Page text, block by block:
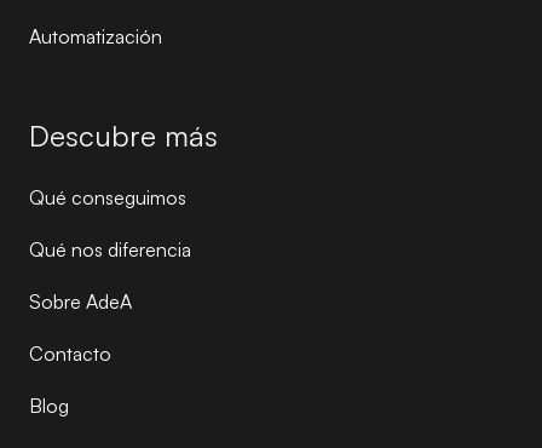
Automatización
Descubre más
Qué conseguimos
Qué nos diferencia
Sobre AdeA
Contacto
Blog